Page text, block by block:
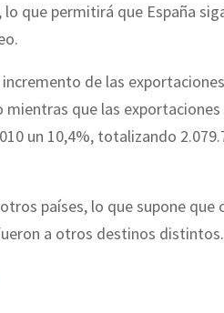
que permitirá que España
de las
mientras que las exportaciones
un 10,4%, totalizando
países, lo que supone que
a otros destinos distintos.